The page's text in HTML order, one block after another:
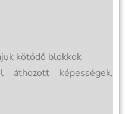
kötődő blokkok
képességek,